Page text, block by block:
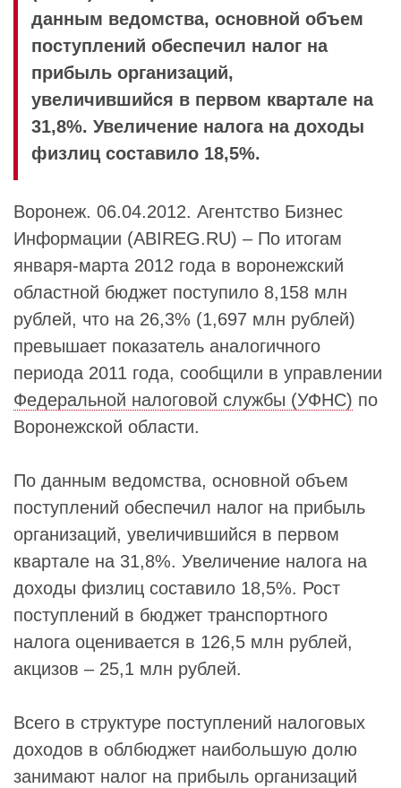
данным ведомства, основной объем
поступлений обеспечил налог на
прибыль организаций,
увеличившийся в первом квартале на
31,8%. Увеличение налога на доходы
физлиц составило 18,5%.
Воронеж. 06.04.2012. Агентство Бизнес
Информации (ABIREG.RU) – По итогам
января-марта 2012 года в воронежский
областной бюджет поступило 8,158 млн
рублей, что на 26,3% (1,697 млн рублей)
превышает показатель аналогичного
периода 2011 года, сообщили в управлении
Федеральной налоговой службы (УФНС) по
Воронежской области.
По данным ведомства, основной объем
поступлений обеспечил налог на прибыль
организаций, увеличившийся в первом
квартале на 31,8%. Увеличение налога на
доходы физлиц составило 18,5%. Рост
поступлений в бюджет транспортного
налога оценивается в 126,5 млн рублей,
акцизов – 25,1 млн рублей.
Всего в структуре поступлений налоговых
доходов в облбюджет наибольшую долю
занимают налог на прибыль организаций